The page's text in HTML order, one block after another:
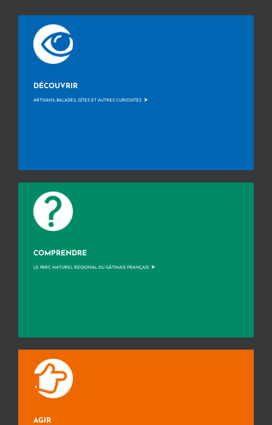
DÉCOUVRIR
ARTISANS, BALADES, GÎTES ET AUTRES CURIOSITÉS >
COMPRENDRE
LE PARC NATUREL RÉGIONAL DU GÂTINAIS FRANÇAIS >
AGIR